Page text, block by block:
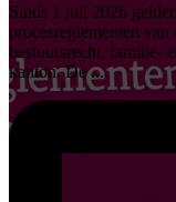
Sinds 1 juli 2026
procesreglementen van
bestuursrecht, familie-
kanton. De ...